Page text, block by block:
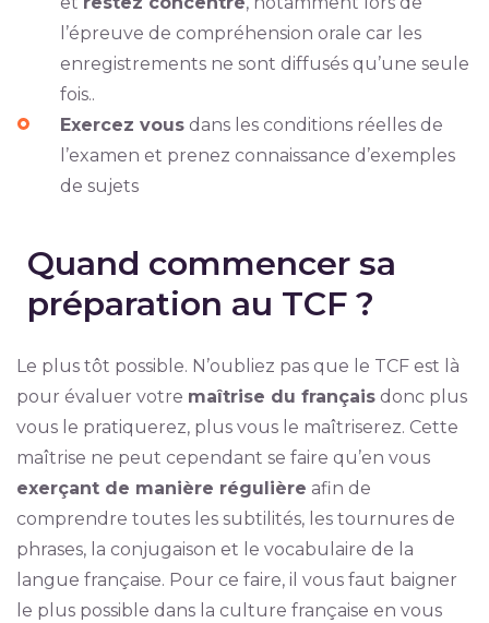
l’épreuve de compréhension orale car les
enregistrements ne sont diffusés qu’une seule
fois..
Exercez vous dans les conditions réelles de
l’examen et prenez connaissance d’exemples
de sujets
Quand commencer sa
préparation au TCF ?
Le plus tôt possible. N’oubliez pas que le TCF est là
pour évaluer votre maîtrise du français donc plus
vous le pratiquerez, plus vous le maîtriserez. Cette
maîtrise ne peut cependant se faire qu’en vous
exerçant de manière régulière afin de
comprendre toutes les subtilités, les tournures de
phrases, la conjugaison et le vocabulaire de la
langue française. Pour ce faire, il vous faut baigner
le plus possible dans la culture française en vous